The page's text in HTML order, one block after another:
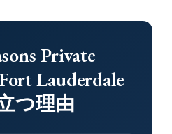
Private
Lauderdale
つ理由